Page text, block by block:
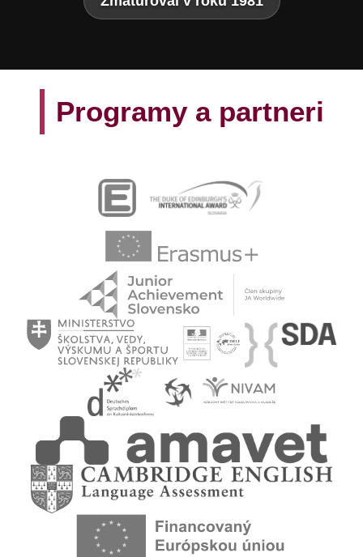
Programy a partneri